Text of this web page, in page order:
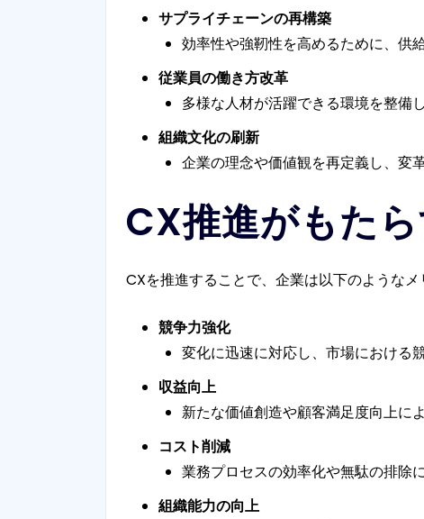
サプライチェーンの再構築
効率性や強靭性を高めるために、供
従業員の働き方改革
多様な人材が活躍できる環境を整備
組織文化の刷新
企業の理念や価値観を再定義し、変
CX推進がもた
CXを推進することで、企業は以下のようなメ
競争力強化
変化に迅速に対応し、市場における
収益向上
新たな価値創造や顧客満足度向上に
コスト削減
業務プロセスの効率化や無駄の排除
組織能力の向上